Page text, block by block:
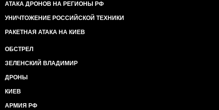
АТАКА ДРОНОВ НА РЕГИОНЫ РФ
УНИЧТОЖЕНИЕ РОССИЙСКОЙ ТЕХНИКИ
РАКЕТНАЯ АТАКА НА КИЕВ
ОБСТРЕЛ
ЗЕЛЕНСКИЙ ВЛАДИМИР
ДРОНЫ
КИЕВ
АРМИЯ РФ